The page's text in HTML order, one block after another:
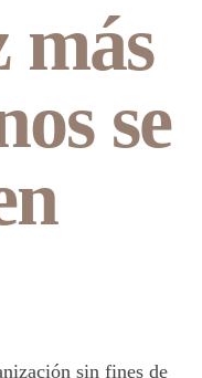
más
se
sin fines de